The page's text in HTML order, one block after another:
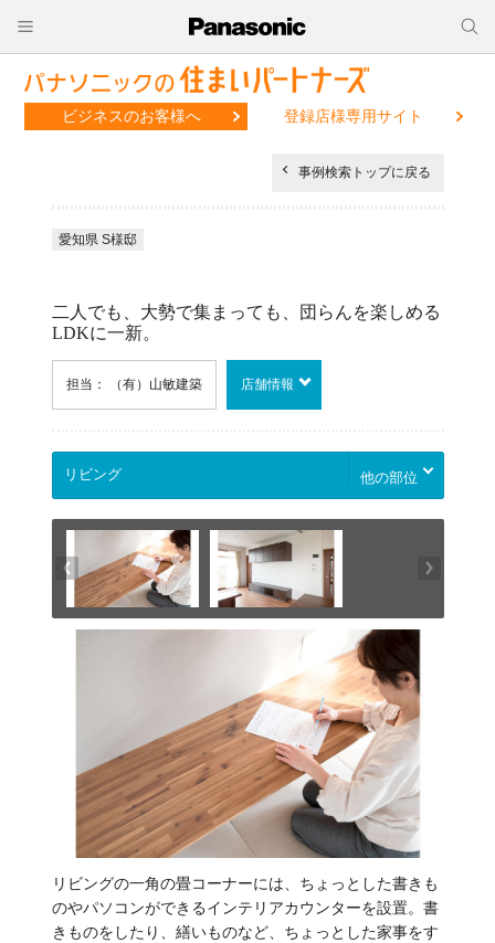
ビジネスのお客様へ 登録店様専用サイト
事例検索トップに戻る
愛知県 S様邸
二人でも、大勢で集まっても、団らんを楽しめる
LDKに一新。
担当： （有）山敏建築 店舗情報
他の部位
リビングの一角の畳コーナーには、ちょっとした書きも
のやパソコンができるインテリアカウンターを設置。書
きものをしたり、繕いものなど、ちょっとした家事をす